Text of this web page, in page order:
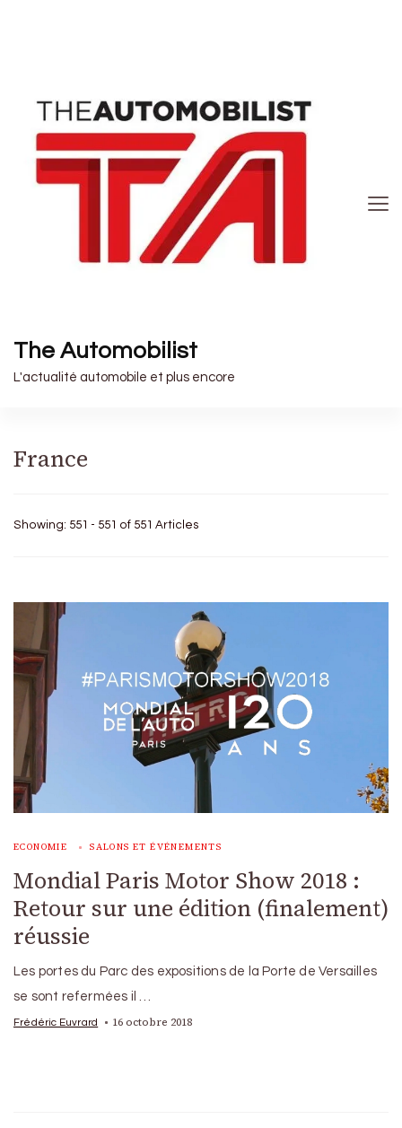
The Automobilist
L'actualité automobile et plus encore
France
Showing: 551 - 551 of 551 Articles
ECONOMIE SALONS ET ÉVÉNEMENTS
Mondial Paris Motor Show 2018 :
Retour sur une édition (finalement)
réussie
Les portes du Parc des expositions de la Porte de Versailles
se sont refermées il …
Frédéric Euvrard 16 octobre 2018